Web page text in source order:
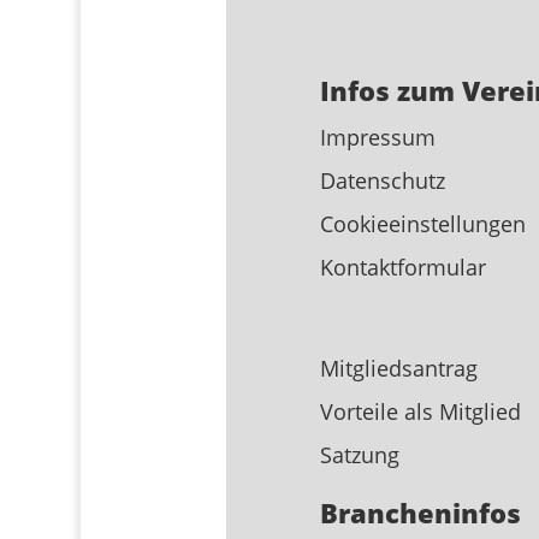
Infos zum
Impressum
Datenschutz
Cookieeinstellungen
Kontaktformular
Mitgliedsantrag
Vorteile als Mitglied
Satzung
Brancheninfos